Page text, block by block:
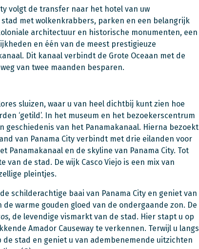
volgt de transfer naar het hotel van uw
stad met wolkenkrabbers, parken en een belangrijk
architectuur en historische monumenten, een
en één van de meest prestigieuze
Dit kanaal verbindt de Grote Oceaan met de
van twee maanden besparen.
sluizen, waar u van heel dichtbij kunt zien hoe
‘getild’. In het museum en het bezoekerscentrum
geschiedenis van het Panamakanaal. Hierna bezoekt
van Panama City verbindt met drie eilanden voor
Panamakanaal en de skyline van Panama City. Tot
de stad. De wijk Casco Viejo is een mix van
pleintjes.
schilderachtige baai van Panama City en geniet van
warme gouden gloed van de ondergaande zon. De
, de levendige vismarkt van de stad. Hier stapt u op
Amador Causeway te verkennen. Terwijl u langs
stad en geniet u van adembenemende uitzichten